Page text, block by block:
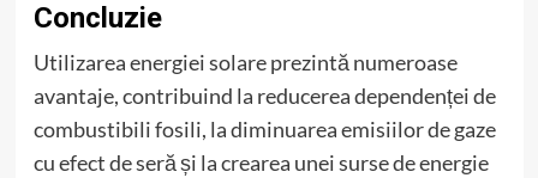
Concluzie
Utilizarea energiei solare prezintă numeroase
avantaje, contribuind la reducerea dependenței de
combustibili fosili, la diminuarea emisiilor de gaze
cu efect de seră și la crearea unei surse de energie